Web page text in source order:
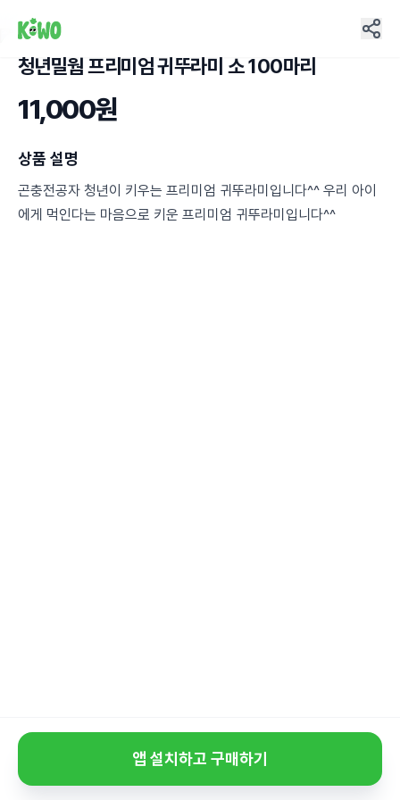
청년밀웜 프리미엄 귀뚜라미 소 100마리
11,000원
상품 설명
곤충전공자 청년이 키우는 프리미엄 귀뚜라미입니다^^ 우리 아이
에게 먹인다는 마음으로 키운 프리미엄 귀뚜라미입니다^^
앱 설치하고 구매하기